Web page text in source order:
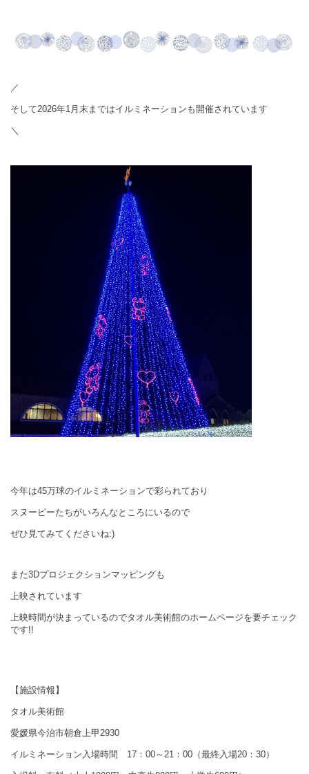
／
そして2026年1月末まではイルミネーションも開催されています
＼
今年は45万球のイルミネーションで彩られており
スヌーピーたちがいろんなところにいるので
ぜひ見てみてくださいね:)
また3Dプロジェクションマッピングも
上映されています
上映時間が決まっているのでタオル美術館のホームページを要チェック
です!!
【施設情報 】
タオル美術館
愛媛県今治市朝倉上甲2930
イルミネーション入場時間 17：00～21：00（最終入場20：30）